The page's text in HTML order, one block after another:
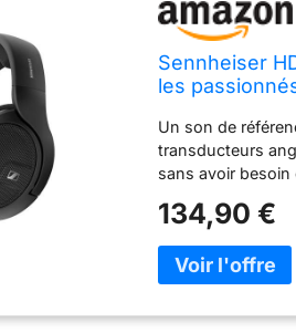
Sennheiser
les
Un son de
transducteurs
sans avoir besoin
détails avec une
étendue avec
1,8m avec prise
sécurité
Conception
134,90 €